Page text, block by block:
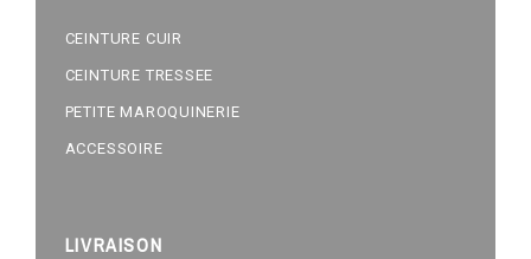
CEINTURE CUIR
CEINTURE TRESSEE
PETITE MAROQUINERIE
ACCESSOIRE
LIVRAISON